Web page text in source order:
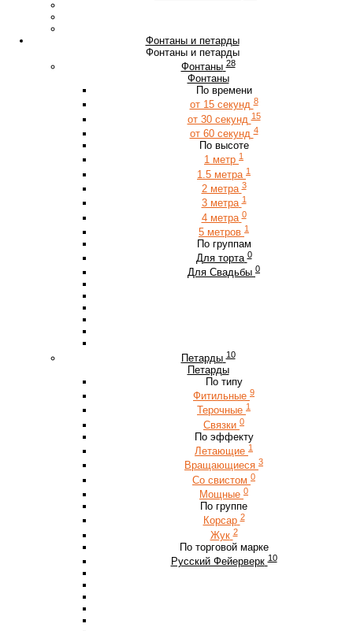
Фонтаны и петарды
Фонтаны и петарды
Фонтаны 28
Фонтаны
По времени
от 15 секунд 8
от 30 секунд 15
от 60 секунд 4
По высоте
1 метр 1
1.5 метра 1
2 метра 3
3 метра 1
4 метра 0
5 метров 1
По группам
Для торта 0
Для Свадьбы 0
Петарды 10
Петарды
По типу
Фитильные 9
Терочные 1
Связки 0
По эффекту
Летающие 1
Вращающиеся 3
Со свистом 0
Мощные 0
По группе
Корсар 2
Жук 2
По торговой марке
Русский Фейерверк 10